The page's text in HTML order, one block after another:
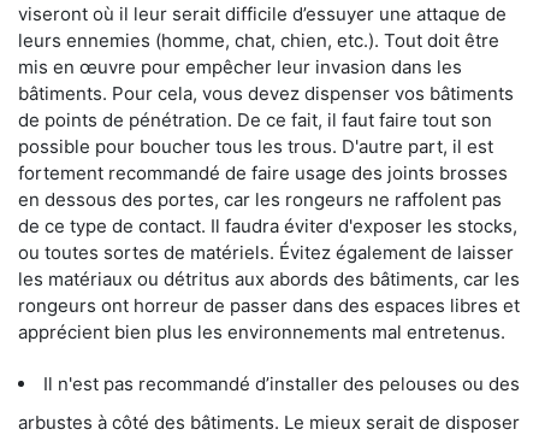
viseront où il leur serait difficile d’essuyer une attaque de
leurs ennemies (homme, chat, chien, etc.). Tout doit être
mis en œuvre pour empêcher leur invasion dans les
bâtiments. Pour cela, vous devez dispenser vos bâtiments
de points de pénétration. De ce fait, il faut faire tout son
possible pour boucher tous les trous. D'autre part, il est
fortement recommandé de faire usage des joints brosses
en dessous des portes, car les rongeurs ne raffolent pas
de ce type de contact. Il faudra éviter d'exposer les stocks,
ou toutes sortes de matériels. Évitez également de laisser
les matériaux ou détritus aux abords des bâtiments, car les
rongeurs ont horreur de passer dans des espaces libres et
apprécient bien plus les environnements mal entretenus.
Il n'est pas recommandé d’installer des pelouses ou des
arbustes à côté des bâtiments. Le mieux serait de disposer